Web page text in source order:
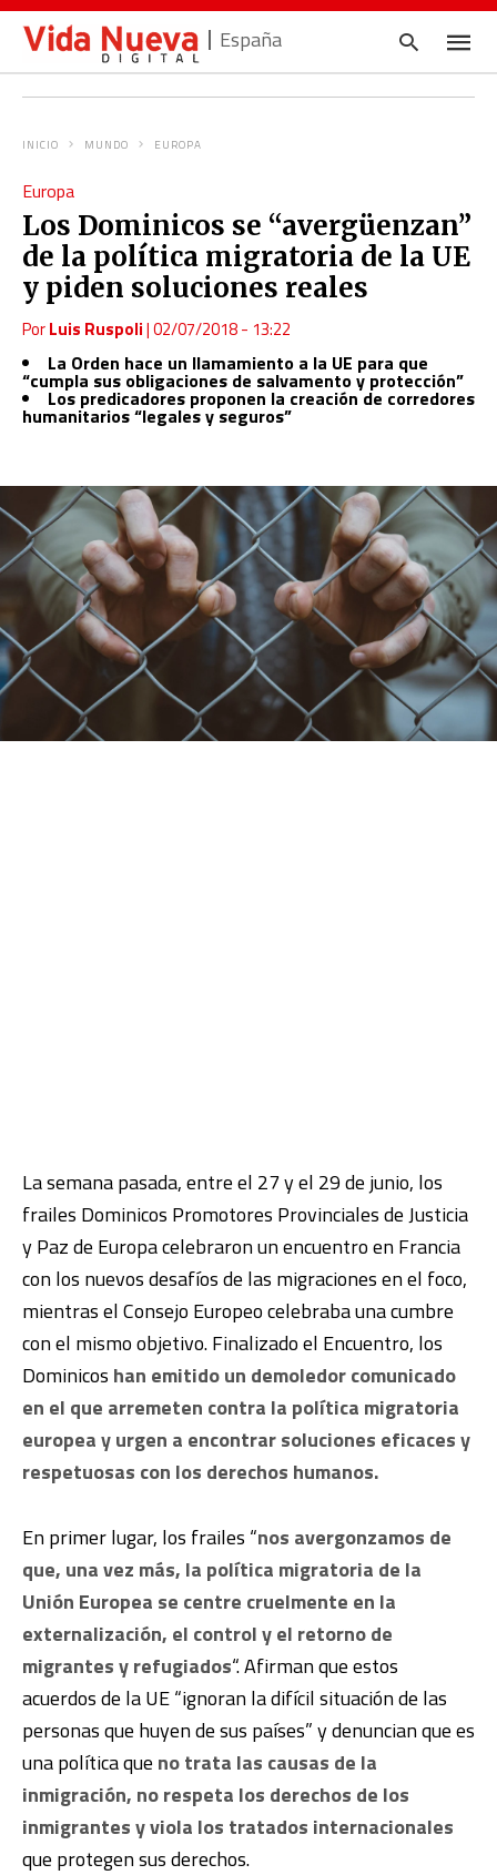
España
y
pulsa
en
INICIO MUNDO EUROPA
Europa
Los Dominicos se “avergüenzan”
de la política migratoria de la UE
y piden soluciones reales
PorLuis Ruspoli|02/07/2018 - 13:22
La Orden hace un llamamiento a la UE para que
“cumpla sus obligaciones de salvamento y protección”
Los predicadores proponen la creación de corredores
humanitarios “legales y seguros”
La semana pasada, entre el 27 y el 29 de junio, los
frailes Dominicos Promotores Provinciales de Justicia
y Paz de Europa celebraron un encuentro en Francia
con los nuevos desafíos de las migraciones en el foco,
mientras el Consejo Europeo celebraba una cumbre
con el mismo objetivo. Finalizado el Encuentro, los
Dominicos han emitido un demoledor comunicado
en el que arremeten contra la política migratoria
europea y urgen a encontrar soluciones eficaces y
respetuosas con los derechos humanos.
En primer lugar, los frailes “nos avergonzamos de
que, una vez más, la política migratoria de la
Unión Europea se centre cruelmente en la
externalización, el control y el retorno de
migrantes y refugiados“. Afirman que estos
acuerdos de la UE “ignoran la difícil situación de las
personas que huyen de sus países” y denuncian que es
una política que no trata las causas de la
inmigración, no respeta los derechos de los
inmigrantes y viola los tratados internacionales
que protegen sus derechos.